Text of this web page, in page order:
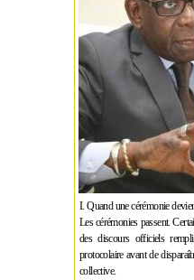
I. Quand une cérémonie
Les cérémonies passent.
des discours officiels
protocolaire avant de
collective.